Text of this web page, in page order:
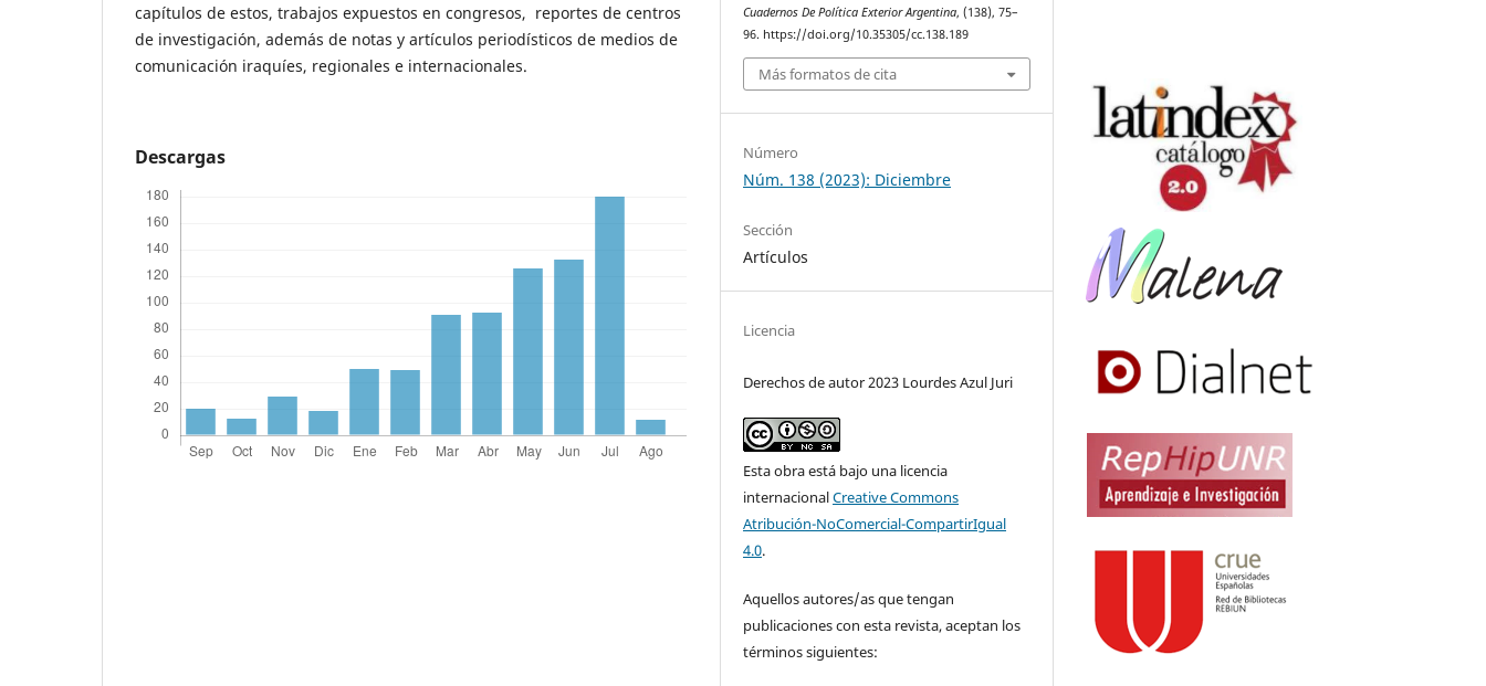
capítulos de estos, trabajos expuestos en congresos, reportes de centros
de investigación, además de notas y artículos periodísticos de medios de
comunicación iraquíes, regionales e internacionales.
Descargas
Cuadernos De Política Exterior Argentina, (138), 75–
96. https://doi.org/10.35305/cc.138.189
Más formatos de cita
Número
Núm. 138 (2023): Diciembre
Sección
Artículos
Licencia
Derechos de autor 2023 Lourdes Azul Juri
Esta obra está bajo una licencia
internacionalCreative Commons
Atribución-NoComercial-CompartirIgual
4.0.
Aquellos autores/as que tengan
publicaciones con esta revista, aceptan los
términos siguientes: